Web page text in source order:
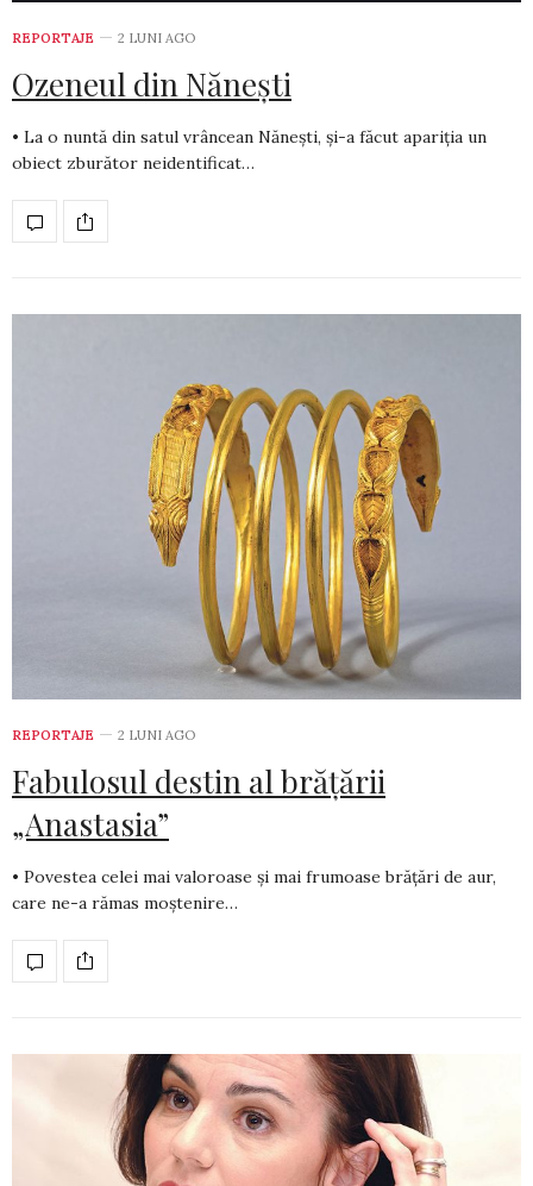
REPORTAJE 2 LUNI AGO
Ozeneul din Nănești
• La o nuntă din satul vrâncean Nănești, și-a făcut apariția un
obiect zburător neidentificat…
REPORTAJE 2 LUNI AGO
Fabulosul destin al brățării
„Anastasia”
• Povestea celei mai valoroase și mai frumoase brățări de aur,
care ne-a rămas moștenire…